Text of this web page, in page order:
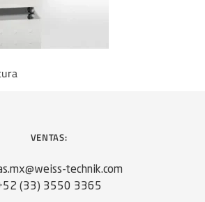
VENTAS:
technik.com
(33) 3550 3365